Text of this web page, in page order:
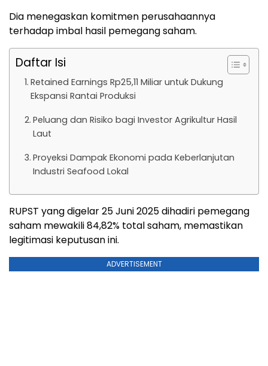
Dia menegaskan komitmen perusahaannya
terhadap imbal hasil pemegang saham.
Daftar Isi
Retained Earnings Rp25,11 Miliar untuk Dukung
Ekspansi Rantai Produksi
Peluang dan Risiko bagi Investor Agrikultur Hasil
Laut
Proyeksi Dampak Ekonomi pada Keberlanjutan
Industri Seafood Lokal
RUPST yang digelar 25 Juni 2025 dihadiri pemegang
saham mewakili 84,82% total saham, memastikan
legitimasi keputusan ini.
ADVERTISEMENT